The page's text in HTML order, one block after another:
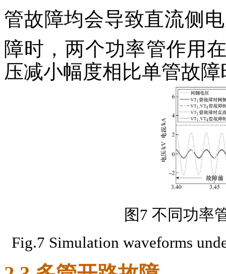
管故障均会导致直流侧
障时，两个功率管作用
压减小幅度相比单管故
图7 不同功率
Fig.7 Simulation waveforms